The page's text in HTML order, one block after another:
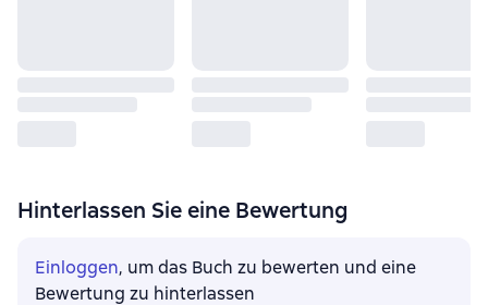
Hinterlassen Sie eine Bewertung
Einloggen, um das Buch zu bewerten und eine
Bewertung zu hinterlassen